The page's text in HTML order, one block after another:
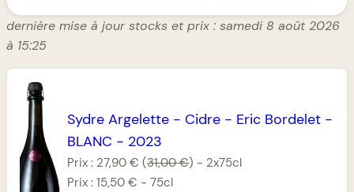
dernière mise à jour stocks et prix : samedi 8 août 2026
à 15:25
Sydre Argelette - Cidre - Eric Bordelet -
BLANC - 2023
Prix : 27,90 € (31,00 €) - 2x75cl
Prix :15,50 € -75cl